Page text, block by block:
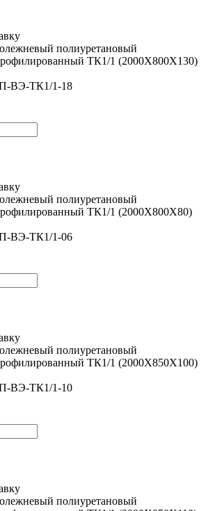
полиуретановый
ТК1/1 (2000Х800Х130)
ВЭ-ТК1/1-18
полиуретановый
ТК1/1 (2000Х800Х80)
ВЭ-ТК1/1-06
полиуретановый
ТК1/1 (2000Х850Х100)
ВЭ-ТК1/1-10
полиуретановый